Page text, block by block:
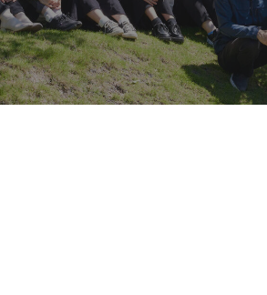
アフターサポート
家づくりの流れ
施工事例
イベント